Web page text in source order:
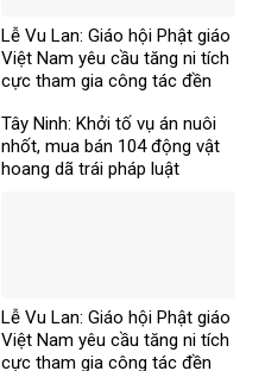
Lễ Vu Lan: Giáo hội Phật giáo
Việt Nam yêu cầu tăng ni tích
cực tham gia công tác đền
Tây Ninh: Khởi tố vụ án nuôi
nhốt, mua bán 104 động vật
hoang dã trái pháp luật
Lễ Vu Lan: Giáo hội Phật giáo
Việt Nam yêu cầu tăng ni tích
cực tham gia công tác đền